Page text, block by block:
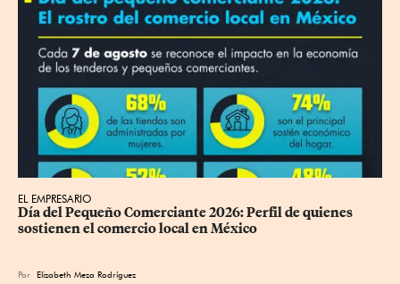
EL EMPRESARIO
Día del Pequeño Comerciante 2026: Perfil de quienes
sostienen el comercio local en México
Por Elizabeth Meza Rodríguez